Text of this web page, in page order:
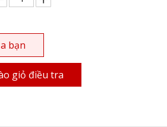
bạn
giỏ điều tra